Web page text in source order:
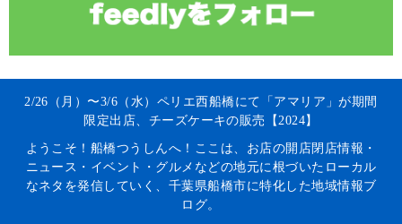
2/26（月）〜3/6（水）ペリエ西船橋にて「アマリア」が期間
限定出店、チーズケーキの販売【2024】
ようこそ！船橋つうしんへ！ここは、お店の開店閉店情報・
ニュース・イベント・グルメなどの地元に根づいたローカル
なネタを発信していく、千葉県船橋市に特化した地域情報ブ
ログ。